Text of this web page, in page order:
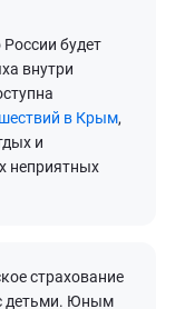
будет
внутри
в Крым,
и
неприятных
страхование
с детьми. Юным